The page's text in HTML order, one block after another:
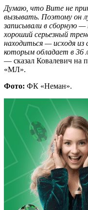
Думаю, что Вите не
вызывать. Поэтому он
записывали в сборную —
хороший серьезный
находиться — исходя из
которым обладает в 36
— сказал Ковалевич на
«МЛ».
Фото: ФК «Неман».